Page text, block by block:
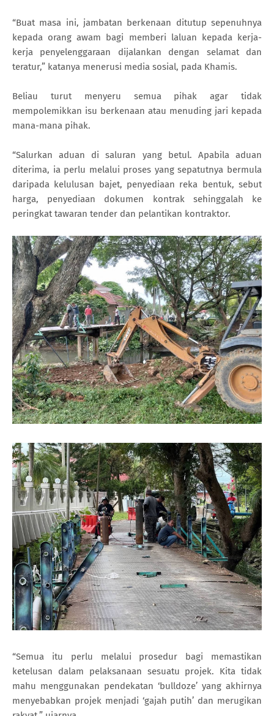
“Buat masa ini, jambatan berkenaan ditutup sepenuhnya
kepada orang awam bagi memberi laluan kepada kerja-
kerja penyelenggaraan dijalankan dengan selamat dan
teratur,” katanya menerusi media sosial, pada Khamis.
Beliau turut menyeru semua pihak agar tidak
mempolemikkan isu berkenaan atau menuding jari kepada
mana-mana pihak.
“Salurkan aduan di saluran yang betul. Apabila aduan
diterima, ia perlu melalui proses yang sepatutnya bermula
daripada kelulusan bajet, penyediaan reka bentuk, sebut
harga, penyediaan dokumen kontrak sehinggalah ke
peringkat tawaran tender dan pelantikan kontraktor.
“Semua itu perlu melalui prosedur bagi memastikan
ketelusan dalam pelaksanaan sesuatu projek. Kita tidak
mahu menggunakan pendekatan ‘bulldoze’ yang akhirnya
menyebabkan projek menjadi ‘gajah putih’ dan merugikan